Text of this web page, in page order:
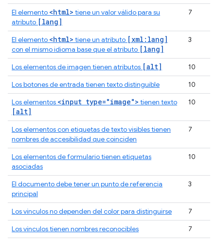
El elemento <html> tiene un valor válido para su
atributo [lang]
7
El elemento <html> tiene un atributo [xml:lang]
con el mismo idioma base que el atributo [lang]
3
Los elementos de imagen tienen atributos [alt]
10
Los botones de entrada tienen texto distinguible
10
Los elementos <input type="image"> tienen texto
[alt]
10
Los elementos con etiquetas de texto visibles tienen
nombres de accesibilidad que coinciden
7
Los elementos de formulario tienen etiquetas
asociadas
10
El documento debe tener un punto de referencia
principal
3
Los vínculos no dependen del color para distinguirse
7
Los vínculos tienen nombres reconocibles
7